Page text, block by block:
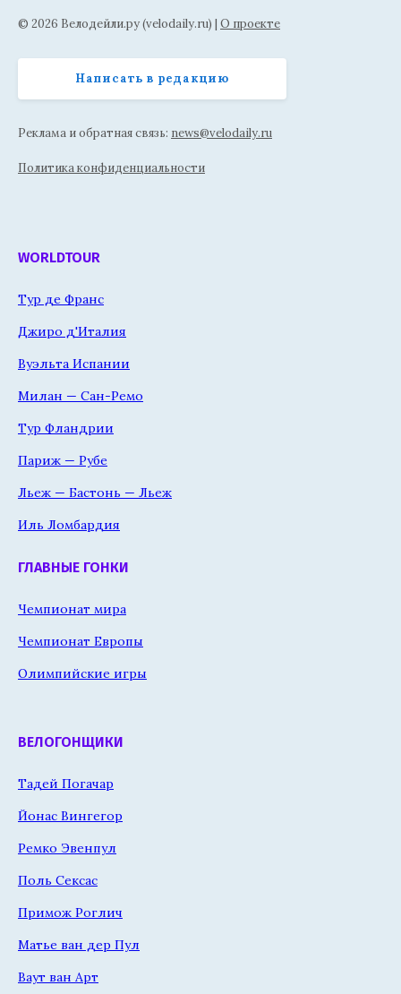
© 2026 Велодейли.ру (velodaily.ru) | О проекте
Написать в редакцию
Реклама и обратная связь: news@velodaily.ru
Политика конфиденциальности
WORLDTOUR
Тур де Франс
Джиро д'Италия
Вуэльта Испании
Милан — Сан-Ремо
Тур Фландрии
Париж — Рубе
Льеж — Бастонь — Льеж
Иль Ломбардия
ГЛАВНЫЕ ГОНКИ
Чемпионат мира
Чемпионат Европы
Олимпийские игры
ВЕЛОГОНЩИКИ
Тадей Погачар
Йонас Вингегор
Ремко Эвенпул
Поль Сексас
Примож Роглич
Матье ван дер Пул
Ваут ван Арт